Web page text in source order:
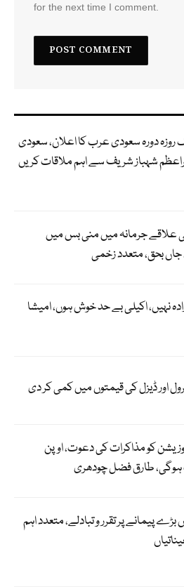
for the next time I comment.
روزہ دورہ سعودی عرب کا اعلان، سعودی
شہباز شریف سے اہم ملاقات کریں
علاقے جرمانہ میں منی بس میں
نہیں، اکیلی بے حد خوش ہوں، امیشا
اور ڈیزل کی قیمتوں میں کمی کر دی
کو مذاکرات کی دعوت، اوپن
ہوگی، طارق فضل چودھری
پیمانے پر تقرر و تبادلے، متعدد اہم